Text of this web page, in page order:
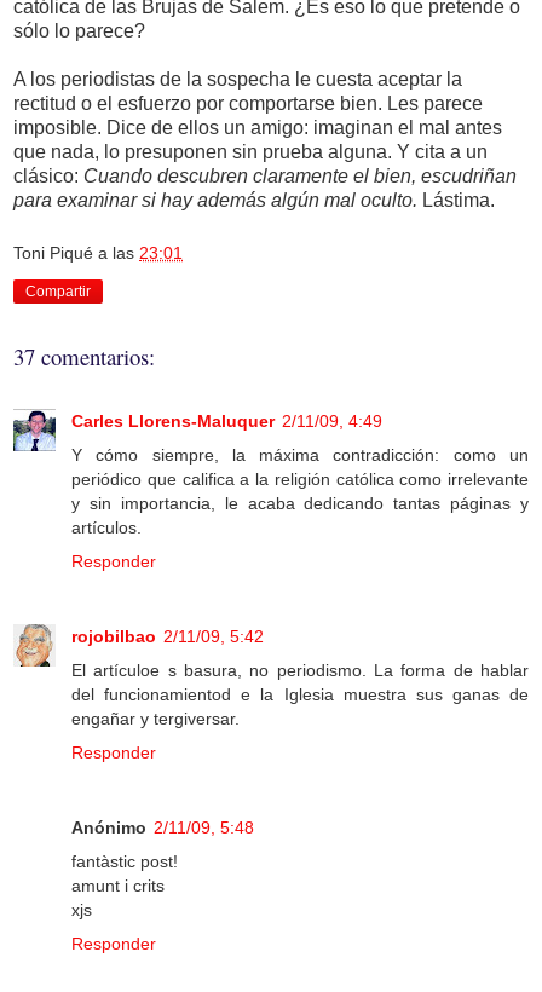
católica de las Brujas de Salem. ¿Es eso lo que pretende o
sólo lo parece?
A los periodistas de la sospecha le cuesta aceptar la
rectitud o el esfuerzo por comportarse bien. Les parece
imposible. Dice de ellos un amigo: imaginan el mal antes
que nada, lo presuponen sin prueba alguna. Y cita a un
clásico: Cuando descubren claramente el bien, escudriñan
para examinar si hay además algún mal oculto. Lástima.
Toni Piqué a las 23:01
Compartir
37 comentarios:
Carles Llorens-Maluquer 2/11/09, 4:49
Y cómo siempre, la máxima contradicción: como un
periódico que califica a la religión católica como irrelevante
y sin importancia, le acaba dedicando tantas páginas y
artículos.
Responder
rojobilbao 2/11/09, 5:42
El artículoe s basura, no periodismo. La forma de hablar
del funcionamientod e la Iglesia muestra sus ganas de
engañar y tergiversar.
Responder
Anónimo 2/11/09, 5:48
fantàstic post!
amunt i crits
xjs
Responder